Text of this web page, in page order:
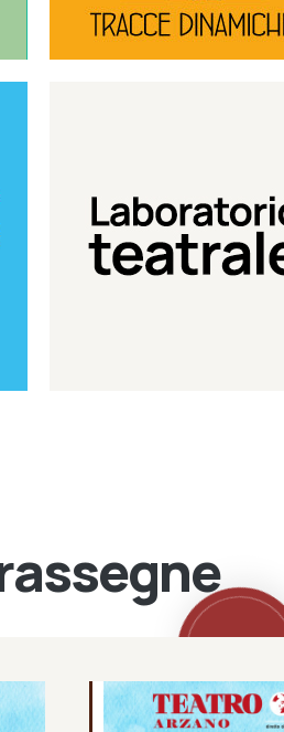
Laboratorio di teatro del
Teatro Eduardo de Filippo